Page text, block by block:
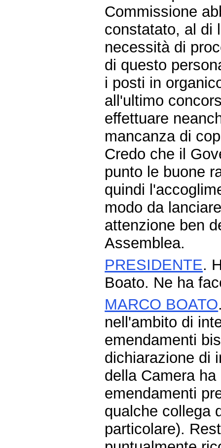
Commissione
constatato, al di
necessità di
di questo
i posti in
all'ultimo
effettuare
mancanza di
Credo che il
punto le buone
quindi
modo da
attenzione ben
Assemblea.
PRESIDENTE.
Boato. Ne ha
MARCO BOATO
nell'ambito di
emendamenti
dichiarazione di
della Camera
emendamenti
qualche collega
particolare).